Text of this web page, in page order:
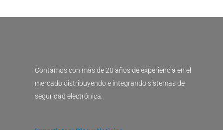
Contamos con más de 20 años de experiencia en el
mercado distribuyendo e integrando sistemas de
seguridad electrónica.